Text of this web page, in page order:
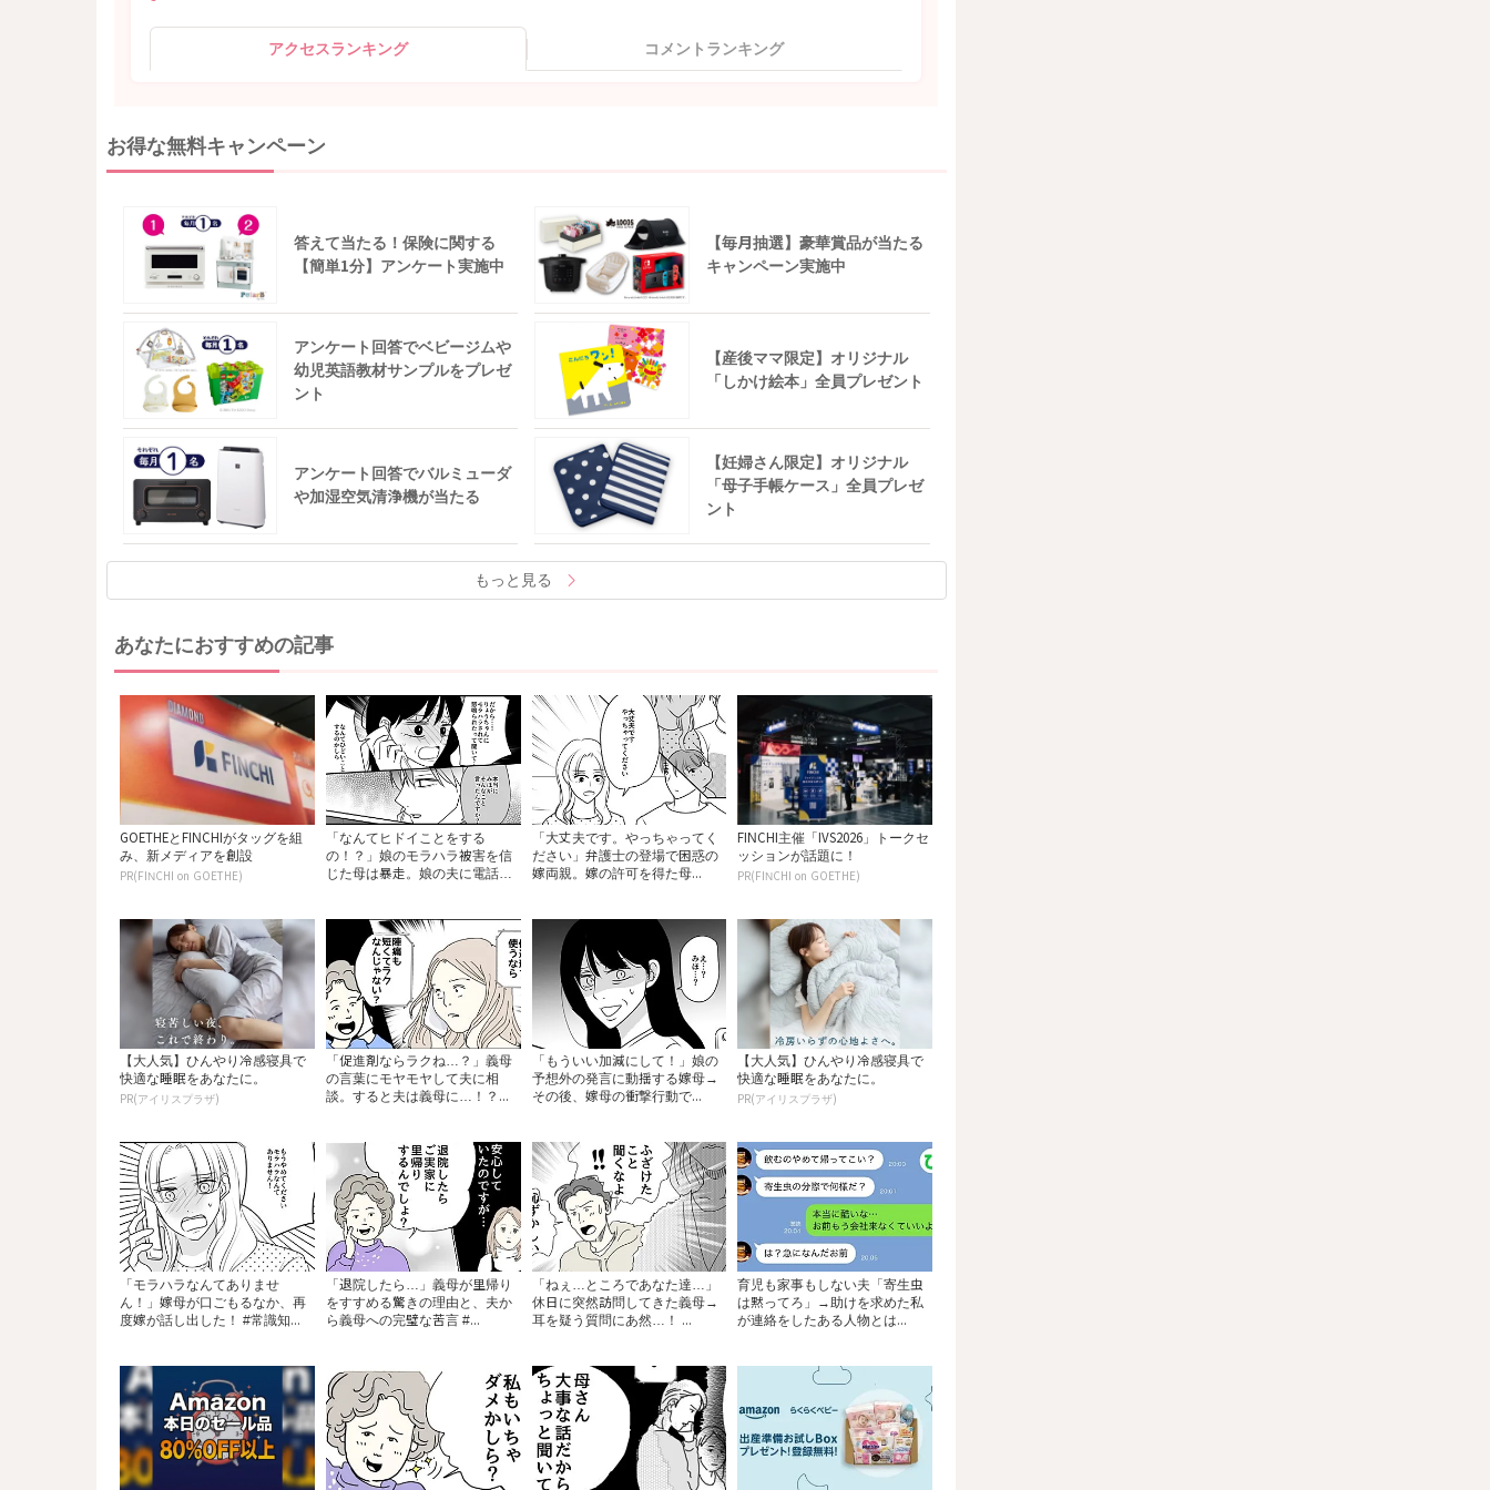
アクセスランキング コメントランキング
お得な無料キャンペーン
答えて当たる！保険に関する
【簡単1分】アンケート実施中
【毎月抽選】豪華賞品が当たる
キャンペーン実施中
アンケート回答でベビージムや
幼児英語教材サンプルをプレゼ
ント
【産後ママ限定】オリジナル
「しかけ絵本」全員プレゼント
アンケート回答でバルミューダ
や加湿空気清浄機が当たる
【妊婦さん限定】オリジナル
「母子手帳ケース」全員プレゼ
ント
もっと見る
あなたにおすすめの記事
GOETHEとFINCHIがタッグを組
み、新メディアを創設
PR(FINCHI on GOETHE)
「なんてヒドイことをする
の！？」娘のモラハラ被害を信
じた母は暴走。娘の夫に電話
「大丈夫です。やっちゃってく
ださい」弁護士の登場で困惑の
嫁両親。嫁の許可を得た母...
FINCHI主催「IVS2026」トークセ
ッションが話題に！
PR(FINCHI on GOETHE)
【大人気】ひんやり冷感寝具で
快適な睡眠をあなたに。
PR(アイリスプラザ)
「促進剤ならラクね…？」義母
の言葉にモヤモヤして夫に相
談。すると夫は義母に…！？...
「もういい加減にして！」娘の
予想外の発言に動揺する嫁母→
その後、嫁母の衝撃行動で...
【大人気】ひんやり冷感寝具で
快適な睡眠をあなたに。
PR(アイリスプラザ)
「モラハラなんてありませ
ん！」嫁母が口ごもるなか、再
度嫁が話し出した！ #常識知...
「退院したら…」義母が里帰り
をすすめる驚きの理由と、夫か
ら義母への完璧な苦言 #...
「ねぇ…ところであなた達…」
休日に突然訪問してきた義母→
耳を疑う質問にあ然…！ ...
育児も家事もしない夫「寄生虫
は黙ってろ」→助けを求めた私
が連絡をしたある人物とは...